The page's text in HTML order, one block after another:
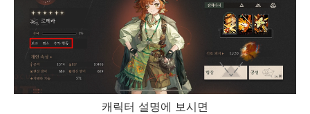
캐릭터 설명에 보시면